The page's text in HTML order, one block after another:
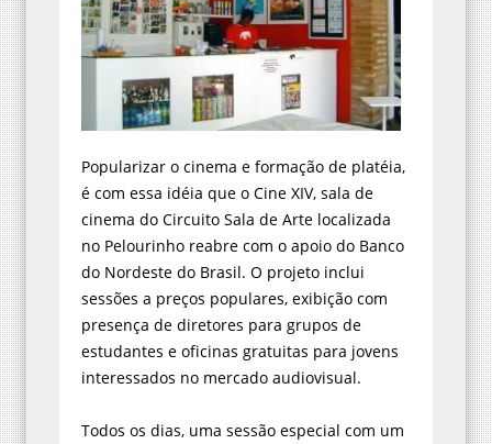
Popularizar o cinema e formação de platéia,
é com essa idéia que o Cine XIV, sala de
cinema do Circuito Sala de Arte localizada
no Pelourinho reabre com o apoio do Banco
do Nordeste do Brasil. O projeto inclui
sessões a preços populares, exibição com
presença de diretores para grupos de
estudantes e oficinas gratuitas para jovens
interessados no mercado audiovisual.
Todos os dias, uma sessão especial com um